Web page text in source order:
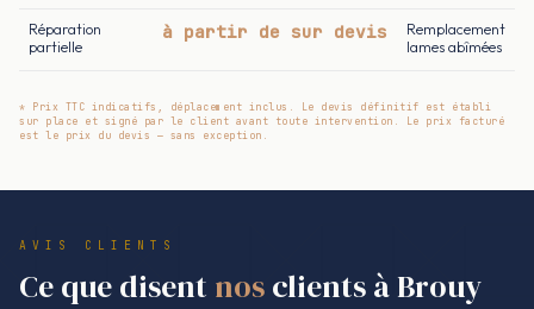
Réparation
partielle
à partir de sur devis
Remplacement
lames abîmées
* Prix TTC indicatifs, déplacement inclus. Le devis définitif est établi
sur place et signé par le client avant toute intervention. Le prix facturé
est le prix du devis — sans exception.
AVIS CLIENTS
Ce que disent nosclients à Brouy